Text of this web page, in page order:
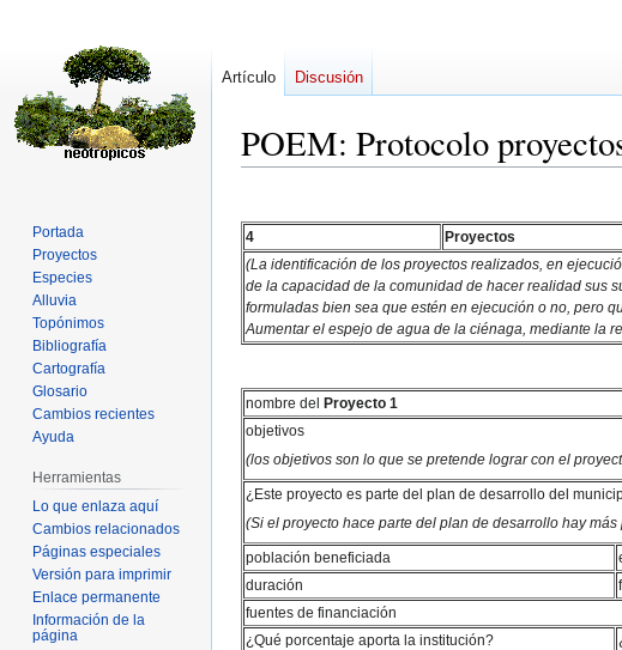
POEM: Protocolo
a
la
navegación
a
la
búsqueda
4
Proyectos
(La identificación de los proyectos realizados, en
de la capacidad de la comunidad de hacer realidad sus
formuladas bien sea que estén en ejecución o no, pero
Aumentar el espejo de agua de la ciénaga, mediante la
nombre del
Proyecto 1
objetivos
(los objetivos son lo que se pretende lograr con el
¿Este proyecto es parte del plan de desarrollo del
(Si el proyecto hace parte del plan de desarrollo hay
población beneficiada
duración
fuentes de financiación
¿Qué porcentaje aporta la institución?
Artículo Discusión
Portada
Proyectos
Especies
Alluvia
Topónimos
Bibliografía
Cartografía
Glosario
Cambios recientes
Ayuda
Herramientas
Lo que enlaza aquí
Cambios relacionados
Páginas especiales
Versión para imprimir
Enlace permanente
Información de la
página